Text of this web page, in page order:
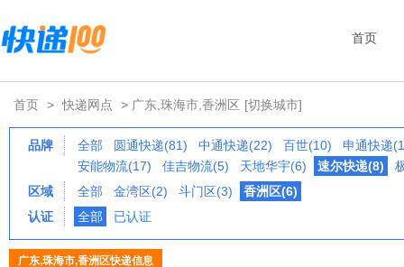
首页
首页 > 快递网点 > 广东,珠海市,香洲区 [切换城市]
品牌 全部 圆通快递(81) 中通快递(22) 百世(10)
申通快递
安能物流(17)
佳吉物流(5) 天地华宇(6) 速尔快递(8)
区域
全部 金湾区(2) 斗门区(3)
香洲区(6)
认证
全部 已认证
广东,珠海市,香洲区快递信息